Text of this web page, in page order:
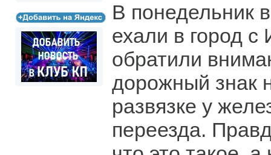
В понедельник
ехали в город с
обратили
дорожный знак
развязке у
переезда.